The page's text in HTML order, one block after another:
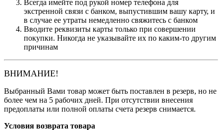
Всегда имейте под рукой номер телефона для
экстренной связи с банком, выпустившим вашу карту, и
в случае ее утраты немедленно свяжитесь с банком
Вводите реквизиты карты только при совершении
покупки. Никогда не указывайте их по каким-то другим
причинам
ВНИМАНИЕ!
Выбранный Вами товар может быть поставлен в резерв, но не
более чем на 5 рабочих дней. При отсутствии внесения
предоплаты или полной оплаты счета резерв снимается.
Условия возврата товара